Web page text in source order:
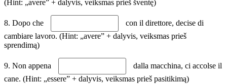
(Hint: „avere” + dalyvis, veiksmas prieš šventę)
8. Dopo che
con il direttore, decise di
cambiare lavoro. (Hint: „avere” + dalyvis, veiksmas prieš
sprendimą)
9. Non appena
dalla macchina, ci accolse il
cane. (Hint: „essere” + dalyvis, veiksmas prieš pasitikimą)